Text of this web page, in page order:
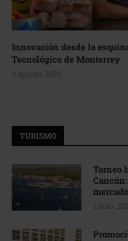
Innovación desde la
Tecnológico de Monterrey
3 agosto, 2026
TURISMO
Torneo
1 julio,